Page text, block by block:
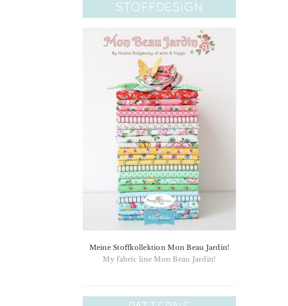
Meine Stoffkollektion Mon Beau Jardin!
My fabric line Mon Beau Jardin!